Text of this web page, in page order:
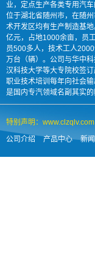
业，定点生产各类专用汽
位于湖北省随州市，在随
术开发区均有生产制造
亿元，占地1000余亩，员
员500多人，技术工人
万台（辆）。公司与华中
汉科技大学等大专院校签
职业技术培训每年向社会
是国内专汽领域名副其实的
特别声明：www.clzqlv.com
公司介绍
产品中心 新